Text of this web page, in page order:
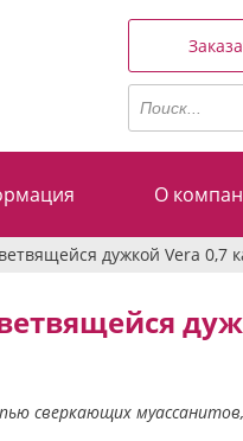
О
дужкой Vera 0,7
сверкающих